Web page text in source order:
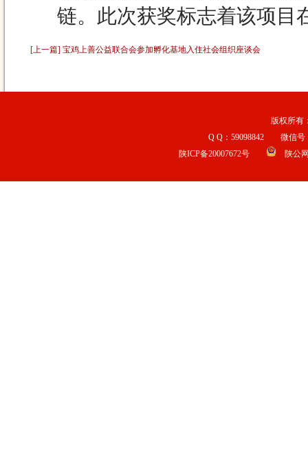
链。此次获奖标志着该项目
[上一篇] 宝鸡上善公益联合会参加孵化基地入住社会组织座谈会
版权所有
Q Q：59098842 微信号
陕ICP备20007672号
陕公